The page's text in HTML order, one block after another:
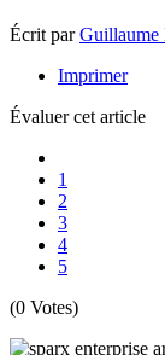
Écrit parGuillaume
Imprimer
Évaluer cet article
1
2
3
4
5
(0 Votes)